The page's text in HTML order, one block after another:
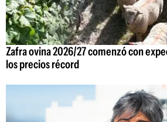
Zafra ovina 2026/27 comenzó con
los precios récord